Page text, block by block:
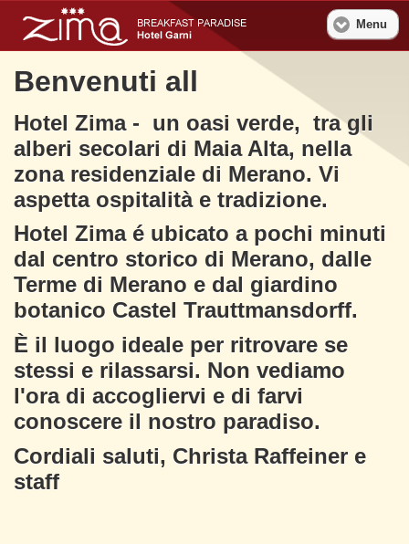
Menu
Benvenuti all
Hotel Zima - un oasi verde, tra gli
alberi secolari di Maia Alta, nella
zona residenziale di Merano. Vi
aspetta ospitalità e tradizione.
Hotel Zima é ubicato a pochi minuti
dal centro storico di Merano, dalle
Terme di Merano e dal giardino
botanico Castel Trauttmansdorff.
È il luogo ideale per ritrovare se
stessi e rilassarsi. Non vediamo
l'ora di accogliervi e di farvi
conoscere il nostro paradiso.
Cordiali saluti, Christa Raffeiner e
staff